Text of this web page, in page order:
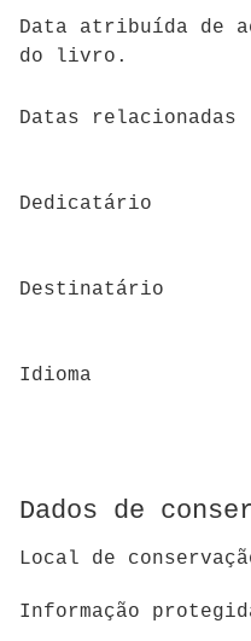
Data atribuída de
do livro.
Datas relacionadas
Dedicatário
Destinatário
Idioma
Dados de
Local de
Informação